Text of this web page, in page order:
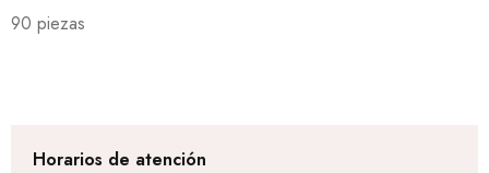
90 piezas
Horarios de atención